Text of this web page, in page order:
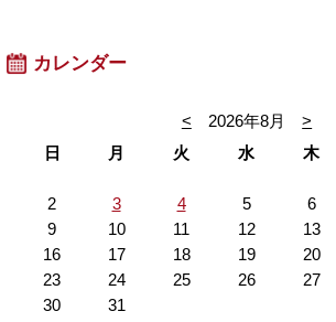
カレンダー
< 2026年8月
>
日
月 火 水 木
2
3 4 5 6
9
10 11 12 13
16
17 18 19 20
23
24 25 26 27
30
31